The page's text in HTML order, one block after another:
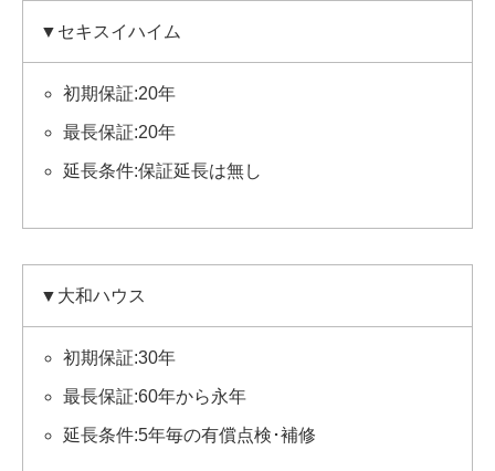
▼セキスイハイム
初期保証:20年
最長保証:20年
延長条件:保証延長は無し
▼大和ハウス
初期保証:30年
最長保証:60年から永年
延長条件:5年毎の有償点検･補修